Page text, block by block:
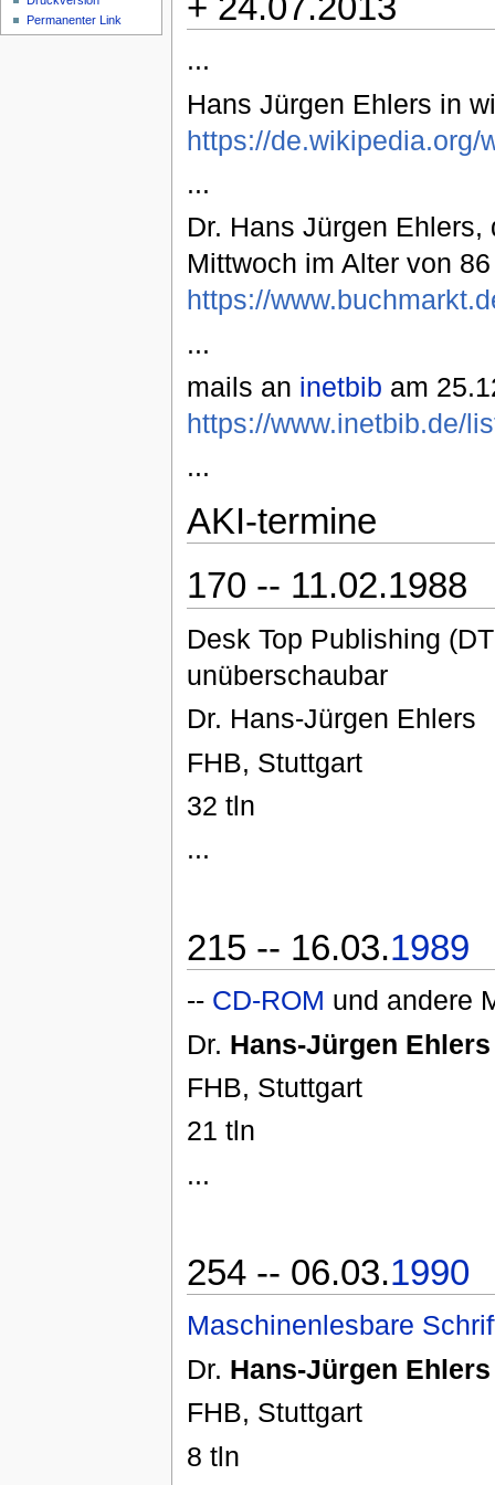
...
Hans Jürgen Ehlers in
https://de.wikipedia.org/
...
Dr. Hans Jürgen
Mittwoch im Alter von
https://
...
mails an inetbib am
https://www.inetbib.de/
...
AKI-termine
170 -- 11.02.1988
Desk Top Publishing
unüberschaubar
Dr. Hans-Jürgen Ehlers
FHB, Stuttgart
32 tln
...
215 -- 16.03.1989
-- CD-ROM und andere
Dr. Hans-Jürgen Ehlers
FHB, Stuttgart
21 tln
...
254 -- 06.03.1990
Maschinenlesbare
Dr. Hans-Jürgen Ehlers
FHB, Stuttgart
8 tln
Permanenter Link